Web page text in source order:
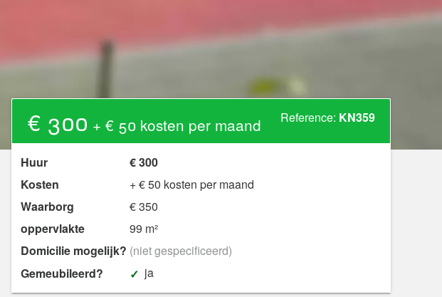
€ 300 + € 50 kosten per maand Reference: KN359
Huur
€ 300
Kosten
+ € 50 kosten per maand
Waarborg
€ 350
oppervlakte
99 m²
Domicilie mogelijk? (niet gespecificeerd)
Gemeubileerd?
ja